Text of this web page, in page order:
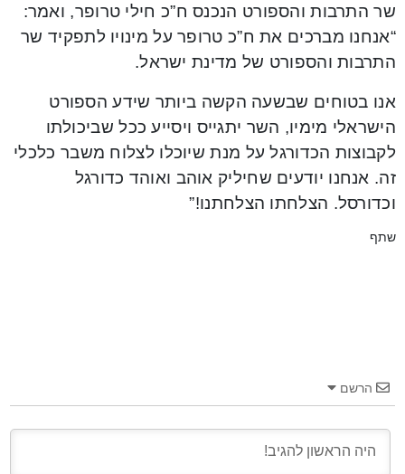
שר התרבות והספורט הנכנס ח”כ חילי טרופר, ואמר:
“אנחנו מברכים את ח”כ טרופר על מינויו לתפקיד שר
התרבות והספורט של מדינת ישראל.
אנו בטוחים שבשעה הקשה ביותר שידע הספורט
הישראלי מימיו, השר יתגייס ויסייע ככל שביכולתו
לקבוצות הכדורגל על מנת שיוכלו לצלוח משבר כלכלי
זה. אנחנו יודעים שחיליק אוהב ואוהד כדורגל
וכדורסל. הצלחתו הצלחתנו!”
שתף
הרשם